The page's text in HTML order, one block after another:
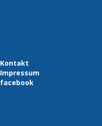
Kontakt
Impressum
facebook